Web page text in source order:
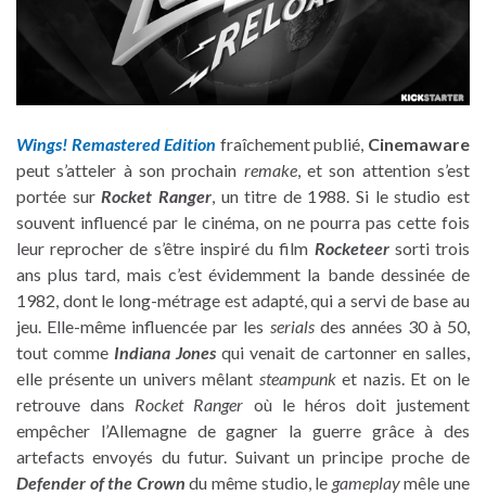
Wings! Remastered Edition fraîchement publié, Cinemaware
peut s’atteler à son prochain remake, et son attention s’est
portée surRocket Ranger, un titre de 1988. Si le studio est
souvent influencé par le cinéma, on ne pourra pas cette fois
leur reprocher de s’être inspiré du film Rocketeer sorti trois
ans plus tard, mais c’est évidemment la bande dessinée de
1982, dont le long-métrage est adapté, qui a servi de base au
jeu. Elle-même influencée par les serialsdes années 30 à 50,
tout comme Indiana Jones qui venait de cartonner en salles,
elle présente un univers mêlant steampunket nazis. Et on le
retrouve dans Rocket Ranger où le héros doit justement
empêcher l’Allemagne de gagner la guerre grâce à des
artefacts envoyés du futur. Suivant un principe proche de
Defender of the Crown du même studio, le gameplaymêle une